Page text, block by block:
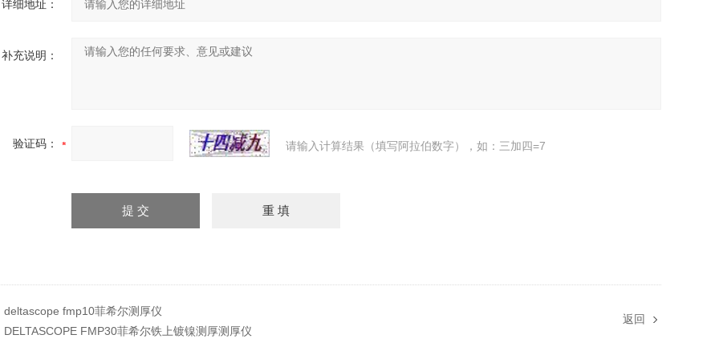
详细地址：
补充说明：
验证码： 请输入计算结果（填写阿拉伯数字），如：三加四=7
deltascope fmp10菲希尔测厚仪
DELTASCOPE FMP30菲希尔铁上镀镍测厚测厚仪
返回